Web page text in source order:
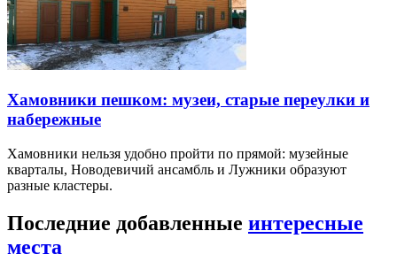
Хамовники пешком: музеи, старые переулки и
набережные
Хамовники нельзя удобно пройти по прямой: музейные
кварталы, Новодевичий ансамбль и Лужники образуют
разные кластеры.
Последние добавленные интересные
места